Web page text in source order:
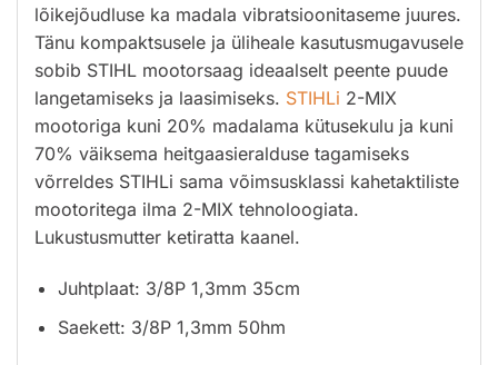
lõikejõudluse ka madala vibratsioonitaseme juures.
Tänu kompaktsusele ja üliheale kasutusmugavusele
sobib STIHL mootorsaag ideaalselt peente puude
langetamiseks ja laasimiseks. STIHLi 2-MIX
mootoriga kuni 20% madalama kütusekulu ja kuni
70% väiksema heitgaasieralduse tagamiseks
võrreldes STIHLi sama võimsusklassi kahetaktiliste
mootoritega ilma 2-MIX tehnoloogiata.
Lukustusmutter ketiratta kaanel.
Juhtplaat: 3/8P 1,3mm 35cm
Saekett: 3/8P 1,3mm 50hm